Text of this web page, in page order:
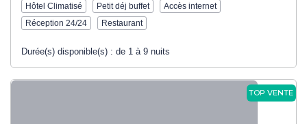
Hôtel Climatisé Petit déj buffet
Accès internet
Réception 24/24
Restaurant
Durée(s) disponible(s) : de 1 à 9 nuits
TOP VENTE